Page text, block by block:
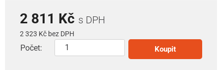
2 811 Kč s DPH
2 323 Kč bez DPH
Počet: Koupit